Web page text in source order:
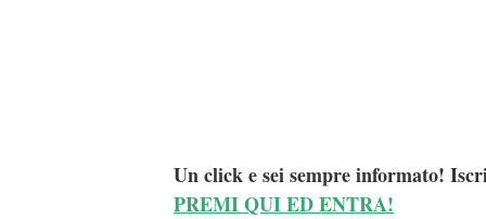
Un click e sei sempre informato!
PREMI QUI ED ENTRA!